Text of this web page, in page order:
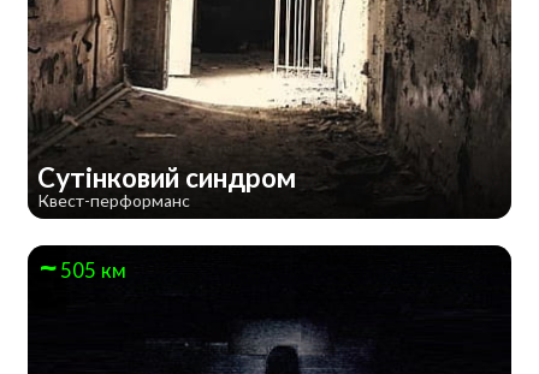
Сутінковий синдром
Квест-перформанс
505 км